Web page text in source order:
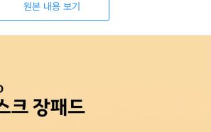
원본 내용 보기